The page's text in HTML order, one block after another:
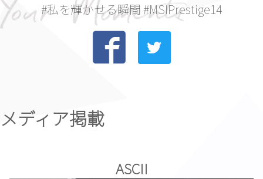
#私を輝かせる瞬間 #MSIPrestige14
メディア掲載
ASCII